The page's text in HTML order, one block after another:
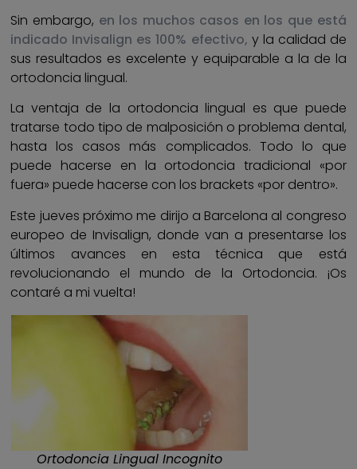
Sin embargo, en los muchos casos en los que está
indicado Invisalign es 100% efectivo, y la calidad de
sus resultados es excelente y equiparable a la de la
ortodoncia lingual.
La ventaja de la ortodoncia lingual es que puede
tratarse todo tipo de malposición o problema dental,
hasta los casos más complicados. Todo lo que
puede hacerse en la ortodoncia tradicional «por
fuera» puede hacerse con los brackets «por dentro».
Este jueves próximo me dirijo a Barcelona al congreso
europeo de Invisalign, donde van a presentarse los
últimos avances en esta técnica que está
revolucionando el mundo de la Ortodoncia. ¡Os
contaré a mi vuelta!
Ortodoncia Lingual Incognito